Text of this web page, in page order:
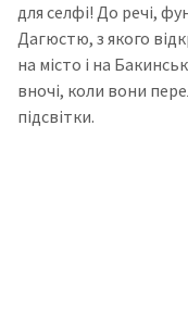
для селфі! До речі,
Дагюстю, з якого
на місто і на
вночі, коли вони
підсвітки.